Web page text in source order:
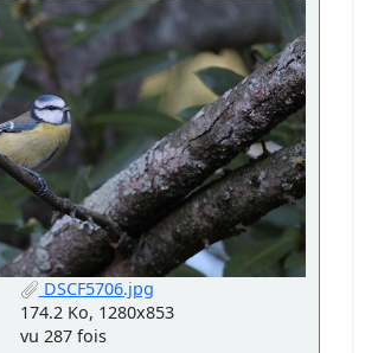
DSCF5706.jpg
174.2 Ko, 1280x853
vu 287 fois